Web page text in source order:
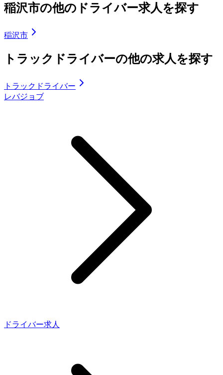
稲沢市の他のドライバー求人を探す
稲沢市
トラックドライバーの他の求人を探す
トラックドライバー
レバジョブ
ドライバー求人